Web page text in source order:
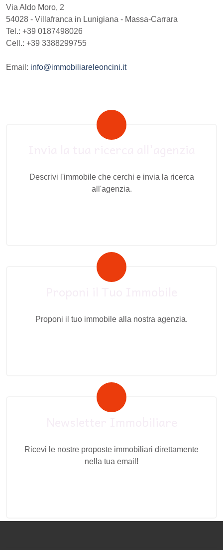
Via Aldo Moro, 2
54028 - Villafranca in Lunigiana - Massa-Carrara
Tel.: +39 0187498026
Cell.: +39 3388299755
Email: info@immobiliareleoncini.it
Descrivi l'immobile che cerchi e invia la ricerca
all'agenzia.
Proponi il tuo immobile alla nostra agenzia.
Ricevi le nostre proposte immobiliari direttamente
nella tua email!